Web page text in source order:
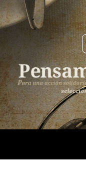
Saltar
al
contenido